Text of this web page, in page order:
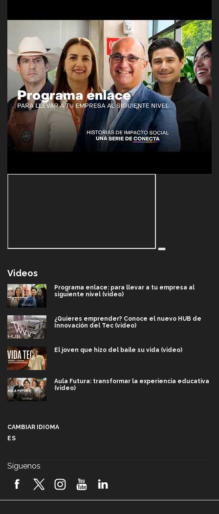
Videos
Programa enlace: para llevar a tu empresa al
siguiente nivel (video)
¿Quieres emprender? Conoce el nuevo HUB de
Innovación del Tec (video)
El joven que hizo del baile su vida (video)
Aula Futura: transformar la experiencia educativa
(video)
2026! (video)
CAMBIAR IDIOMA
ES
Síguenos